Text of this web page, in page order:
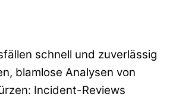
schnell und zuverlässig
blamlose Analysen von
Incident-Reviews